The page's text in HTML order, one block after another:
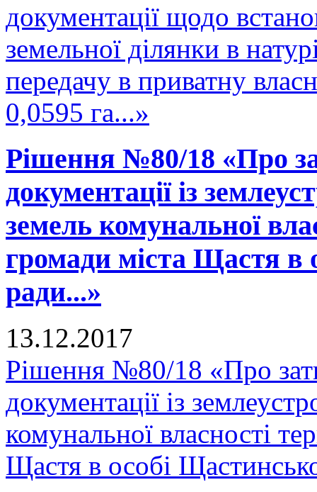
документації щодо
земельної ділянки в
передачу в приватну
0,0595 га...»
Рішення №80/18 «Про
документації із
земель комунальної
громади міста Щастя в
ради...»
13.12.2017
Рішення №80/18 «Про
документації із
комунальної власності
Щастя в особі